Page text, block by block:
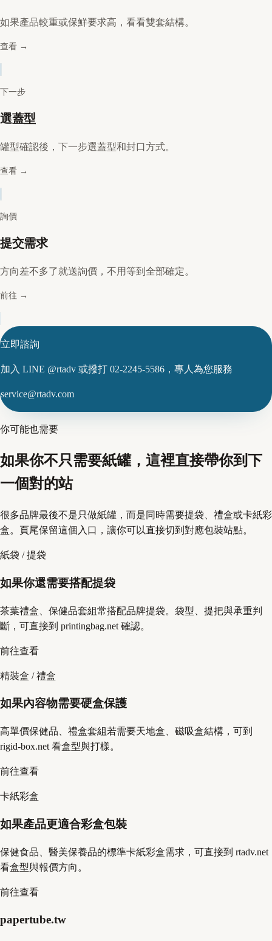
如果產品較重或保鮮要求高，看看雙套結構。
查看 →
下一步
選蓋型
罐型確認後，下一步選蓋型和封口方式。
查看 →
詢價
提交需求
方向差不多了就送詢價，不用等到全部確定。
前往 →
立即諮詢
加入 LINE @rtadv 或撥打 02-2245-5586，專人為您服務
service@rtadv.com
你可能也需要
如果你不只需要紙罐，這裡直接帶你到下
一個對的站
很多品牌最後不是只做紙罐，而是同時需要提袋、禮盒或卡紙彩
盒。頁尾保留這個入口，讓你可以直接切到對應包裝站點。
紙袋 / 提袋
如果你還需要搭配提袋
茶葉禮盒、保健品套組常搭配品牌提袋。袋型、提把與承重判
斷，可直接到 printingbag.net 確認。
前往查看
精裝盒 / 禮盒
如果內容物需要硬盒保護
高單價保健品、禮盒套組若需要天地盒、磁吸盒結構，可到
rigid-box.net 看盒型與打樣。
前往查看
卡紙彩盒
如果產品更適合彩盒包裝
保健食品、醫美保養品的標準卡紙彩盒需求，可直接到 rtadv.net
看盒型與報價方向。
前往查看
papertube.tw